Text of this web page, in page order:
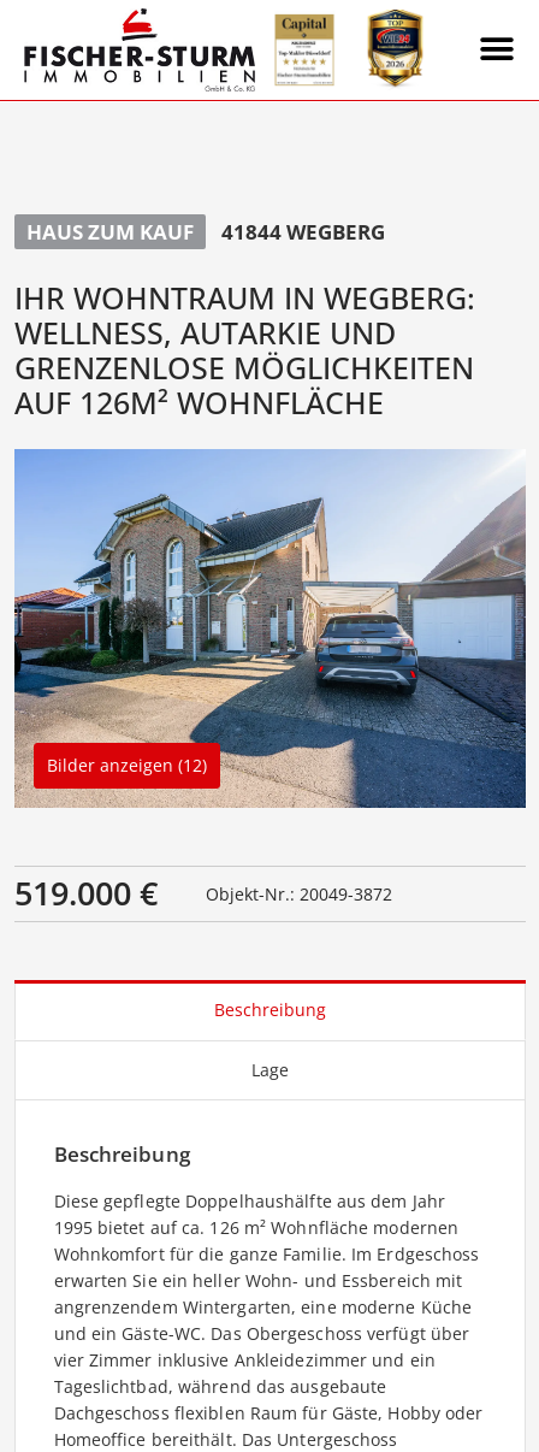
HAUS ZUM KAUF 41844 WEGBERG
IHR WOHNTRAUM IN WEGBERG:
WELLNESS, AUTARKIE UND
GRENZENLOSE MÖGLICHKEITEN
AUF 126M² WOHNFLÄCHE
Bilder anzeigen (12)
519.000 € Objekt-Nr.: 20049-3872
Beschreibung
Lage
Beschreibung
Diese gepflegte Doppelhaushälfte aus dem Jahr
1995 bietet auf ca. 126 m² Wohnfläche modernen
Wohnkomfort für die ganze Familie. Im Erdgeschoss
erwarten Sie ein heller Wohn- und Essbereich mit
angrenzendem Wintergarten, eine moderne Küche
und ein Gäste-WC. Das Obergeschoss verfügt über
vier Zimmer inklusive Ankleidezimmer und ein
Tageslichtbad, während das ausgebaute
Dachgeschoss flexiblen Raum für Gäste, Hobby oder
Homeoffice bereithält. Das Untergeschoss